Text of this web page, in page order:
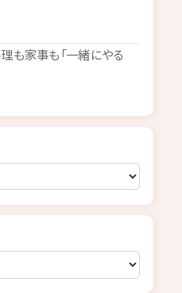
も家事も「一緒にやる